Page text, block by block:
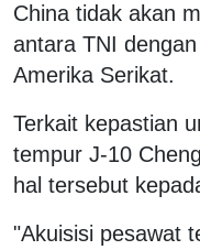
China tidak akan
antara TNI
Amerika Serikat.
Terkait kepastian
tempur J-10
hal tersebut
"Akuisisi pesawat